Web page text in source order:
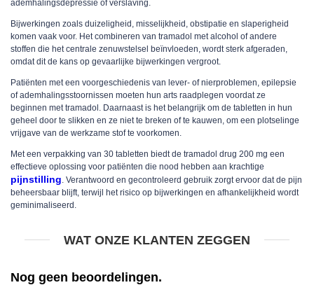
ademhalingsdepressie of verslaving.
Bijwerkingen zoals duizeligheid, misselijkheid, obstipatie en slaperigheid
komen vaak voor. Het combineren van tramadol met alcohol of andere
stoffen die het centrale zenuwstelsel beïnvloeden, wordt sterk afgeraden,
omdat dit de kans op gevaarlijke bijwerkingen vergroot.
Patiënten met een voorgeschiedenis van lever- of nierproblemen, epilepsie
of ademhalingsstoornissen moeten hun arts raadplegen voordat ze
beginnen met tramadol. Daarnaast is het belangrijk om de tabletten in hun
geheel door te slikken en ze niet te breken of te kauwen, om een plotselinge
vrijgave van de werkzame stof te voorkomen.
Met een verpakking van 30 tabletten biedt de tramadol drug 200 mg een
effectieve oplossing voor patiënten die nood hebben aan krachtige
pijnstilling . Verantwoord en gecontroleerd gebruik zorgt ervoor dat de pijn
beheersbaar blijft, terwijl het risico op bijwerkingen en afhankelijkheid wordt
geminimaliseerd.
WAT ONZE KLANTEN ZEGGEN
Nog geen beoordelingen.